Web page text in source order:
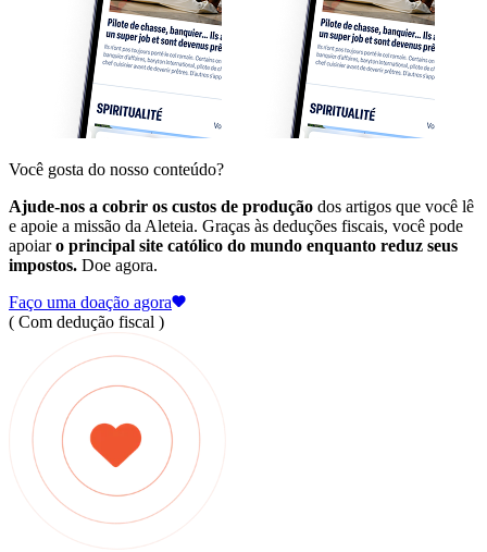
Você gosta do nosso conteúdo?
Ajude-nos a cobrir os custos de produção dos artigos que você lê
e apoie a missão da Aleteia. Graças às deduções fiscais, você pode
apoiaro principal site católico do mundo enquanto reduz seus
impostos. Doe agora.
Faço uma doação agora
( Com dedução fiscal )